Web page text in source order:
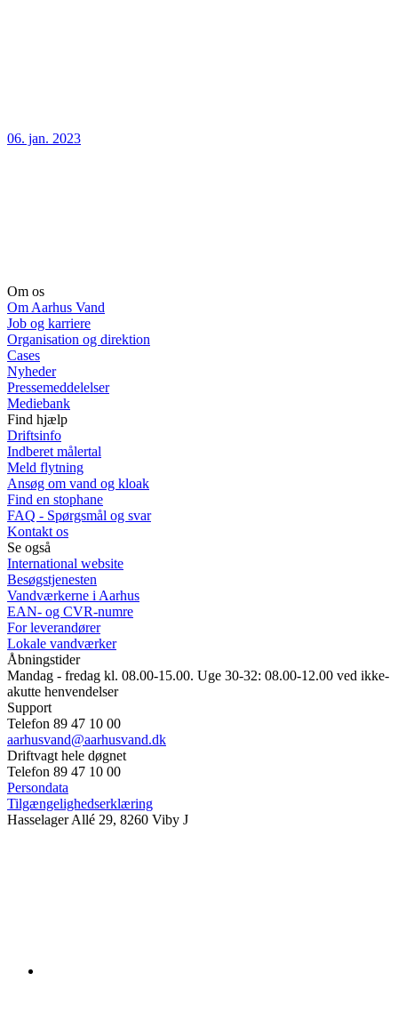
06. jan. 2023
Om os
Om Aarhus Vand
Job og karriere
Organisation og direktion
Cases
Nyheder
Pressemeddelelser
Mediebank
Find hjælp
Driftsinfo
Indberet målertal
Meld flytning
Ansøg om vand og kloak
Find en stophane
FAQ - Spørgsmål og svar
Kontakt os
Se også
International website
Besøgstjenesten
Vandværkerne i Aarhus
EAN- og CVR-numre
For leverandører
Lokale vandværker
Åbningstider
Mandag - fredag kl. 08.00-15.00. Uge 30-32: 08.00-12.00 ved ikke-
akutte henvendelser
Support
Telefon 89 47 10 00
aarhusvand@aarhusvand.dk
Driftvagt hele døgnet
Telefon 89 47 10 00
Persondata
Tilgængelighedserklæring
Hasselager Allé 29, 8260 Viby J